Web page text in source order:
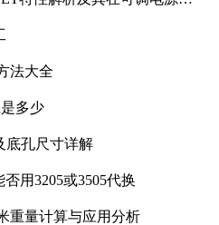
法大全
多少
底孔尺寸详解
用3205或3505代换
重量计算与应用分析